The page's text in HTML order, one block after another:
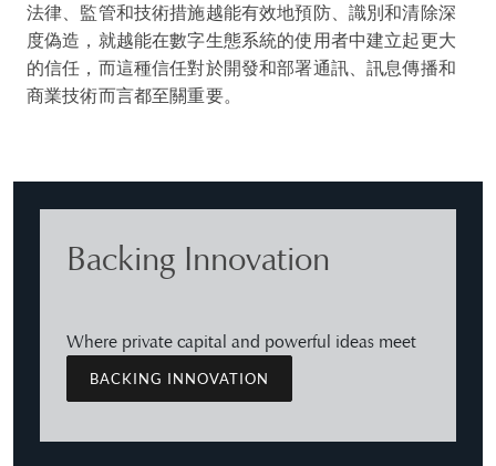
法律、監管和技術措施越能有效地預防、識別和清除深
度偽造，就越能在數字生態系統的使用者中建立起更大
的信任，而這種信任對於開發和部署通訊、訊息傳播和
商業技術而言都至關重要。
Backing Innovation
Where private capital and powerful ideas meet
BACKING INNOVATION